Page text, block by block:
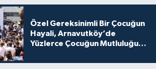
Özel Gereksinimli Bir Çocuğun
Hayali, Arnavutköy’de
Yüzlerce Çocuğun Mutluluğu